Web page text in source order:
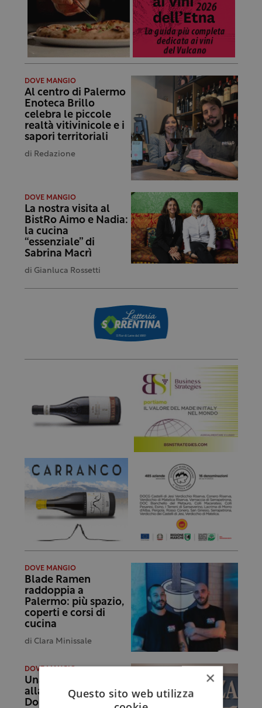
DOVE MANGIO
Al centro di Palermo
Enoteca Brillo
celebra le piccole
realtà vitivinicole e i
sapori territoriali
di Redazione
DOVE MANGIO
La nostra visita al
BistRo Aimo e Nadia:
la cucina
“essenziale” di
Sabrina Macrì
di Gianluca Rossetti
DOVE MANGIO
Blade Ramen
raddoppia a
Palermo: più spazio,
coperti e corsi di
cucina
di Clara Minissale
DOVE MANGIO
Una nuova pizzaiola
alla Varcuzza di
Donnalucata:
×
Questo sito web utilizza